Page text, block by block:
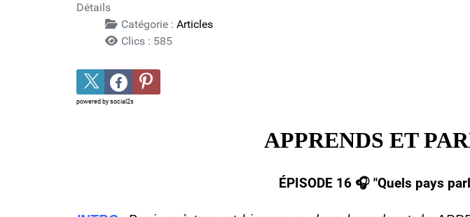
Détails
Catégorie : Articles
Clics : 585
powered by social2s
APPRENDS ET
ÉPISODE 16 🎧​ "Quels pays